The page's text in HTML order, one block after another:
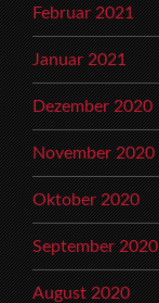
Februar 2021
Januar 2021
Dezember 2020
November 2020
Oktober 2020
September 2020
August 2020